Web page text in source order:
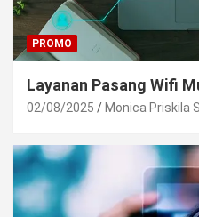
PROMO
Layanan Pasang Wifi
02/08/2025 Monica Priskila